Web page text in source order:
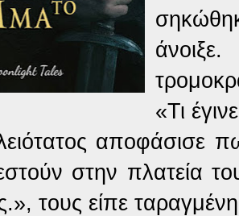
«Τι
αποφάσισε
στην πλατεία
τους είπε